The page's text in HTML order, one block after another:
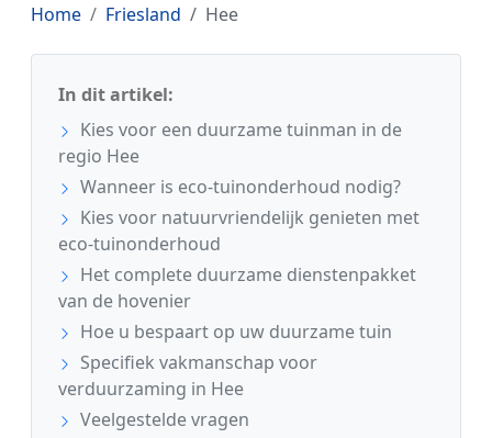
Home Friesland Hee
In dit artikel:
Kies voor een duurzame tuinman in de
regio Hee
Wanneer is eco-tuinonderhoud nodig?
Kies voor natuurvriendelijk genieten met
eco-tuinonderhoud
Het complete duurzame dienstenpakket
van de hovenier
Hoe u bespaart op uw duurzame tuin
Specifiek vakmanschap voor
verduurzaming in Hee
Veelgestelde vragen